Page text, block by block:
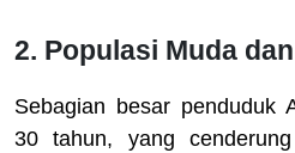
2. Populasi Muda
Sebagian besar penduduk
30 tahun, yang